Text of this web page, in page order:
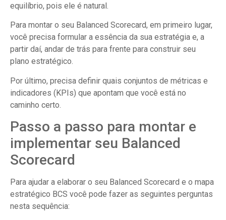
equilíbrio, pois ele é natural.
Para montar o seu Balanced Scorecard, em primeiro lugar,
você precisa formular a essência da sua estratégia e, a
partir daí, andar de trás para frente para construir seu
plano estratégico.
Por último, precisa definir quais conjuntos de métricas e
indicadores (KPIs) que apontam que você está no
caminho certo.
Passo a passo para montar e
implementar seu Balanced
Scorecard
Para ajudar a elaborar o seu Balanced Scorecard e o mapa
estratégico BCS você pode fazer as seguintes perguntas
nesta sequência: